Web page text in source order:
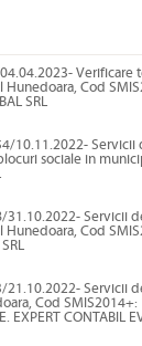
Verificare
Cod
SRL
10.11.2022-
sociale in
Servicii
Cod
Servicii
Cod SMIS2014+:
EXPERT CONTABIL